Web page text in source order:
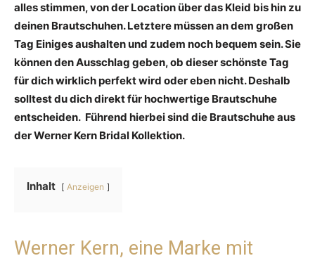
alles stimmen, von der Location über das Kleid bis hin zu
deinen Brautschuhen. Letztere müssen an dem großen
Tag Einiges aushalten und zudem noch bequem sein. Sie
können den Ausschlag geben, ob dieser schönste Tag
für dich wirklich perfekt wird oder eben nicht. Deshalb
solltest du dich direkt für hochwertige Brautschuhe
entscheiden. Führend hierbei sind die Brautschuhe aus
der Werner Kern Bridal Kollektion.
Inhalt Anzeigen
Werner Kern, eine Marke mit